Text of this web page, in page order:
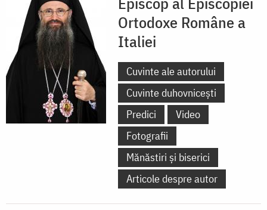
Ortodoxe Române a
Italiei
Cuvinte ale autorului
Cuvinte duhovnicești
Predici
Video
Fotografii
Mănăstiri și biserici
Articole despre autor